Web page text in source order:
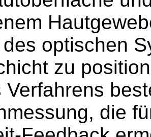
optischen
zu
Verfahrens
die